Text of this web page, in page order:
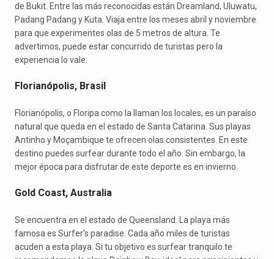
de Bukit. Entre las más reconocidas están Dreamland, Uluwatu,
Padang Padang y Kuta. Viaja entre los meses abril y noviembre
para que experimentes olas de 5 metros de altura. Te
advertimos, puede estar concurrido de turistas pero la
experiencia lo vale.
Florianópolis, Brasil
Florianópolis, o Floripa como la llaman los locales, es un paraíso
natural que queda en el estado de Santa Catarina. Sus playas
Antinho y Moçambique te ofrecen olas consistentes. En este
destino puedes surfear durante todo el año. Sin embargo, la
mejor época para disfrutar de este deporte es en invierno.
Gold Coast, Australia
Se encuentra en el estado de Queensland. La playa más
famosa es Surfer's paradise. Cada año miles de turistas
acuden a esta playa. Si tu objetivo es surfear tranquilo te